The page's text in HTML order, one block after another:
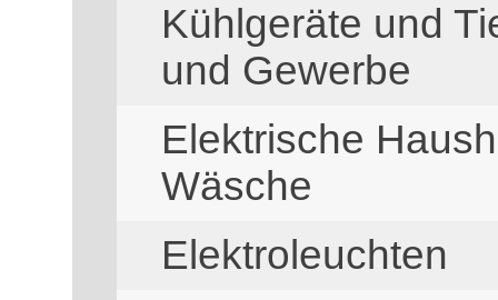
Kühlgeräte und
und Gewerbe
Elektrische
Wäsche
Elektroleuchten